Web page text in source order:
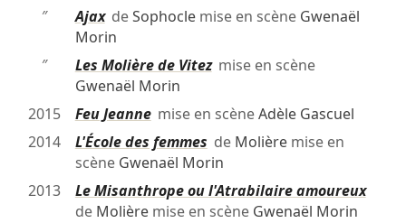
″
AjaxdeSophoclemise en scène Gwenaël
Morin
″
Les Molière de Vitezmise en scène
Gwenaël Morin
2015
Feu Jeannemise en scèneAdèle Gascuel
2014
L'École des femmes de Molièremise en
scène Gwenaël Morin
2013
Le Misanthrope ou l'Atrabilaire amoureux
de Molièremise en scène Gwenaël Morin